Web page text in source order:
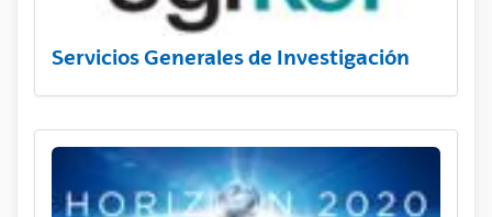
Servicios Generales de Investigación